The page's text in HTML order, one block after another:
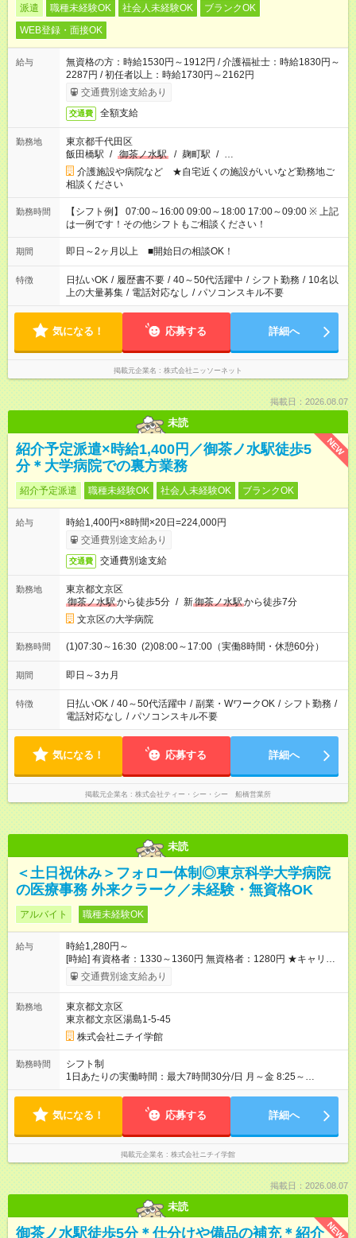
派遣 職種未経験OK 社会人未経験OK
ブランクOK
WEB登録・面接OK
給与
無資格の方：時給1530円～1912円 / 介護福祉士：時給1830円～
2287円 / 初任者以上：時給1730円～2162円
交通費別途支給あり
交通費 全額支給
勤務地
東京都千代田区
飯田橋駅 / 御茶ノ水駅 / 麹町駅 / …
介護施設や病院など ★自宅近くの施設がいいなど勤務地ご
相談ください
勤務時間
【シフト例】 07:00～16:00 09:00～18:00 17:00～09:00 ※ 上記
は一例です！その他シフトもご相談ください！
期間 即日～2ヶ月以上 ■開始日の相談OK！
特徴 日払いOK / 履歴書不要 / 40～50代活躍中 / シフト勤務 / 10名以
上の大量募集 / 電話対応なし / パソコンスキル不要
気になる！ 応募する 詳細へ
掲載元企業名 株式会社ニッソーネット
掲載日：2026.08.07
未読
NEW
紹介予定派遣×時給1,400円／御茶ノ水駅徒歩5
分＊大学病院での裏方業務
紹介予定派遣 職種未経験OK 社会人未経験OK ブランクOK
給与
時給1,400円×8時間×20日=224,000円
交通費別途支給あり
交通費 交通費別途支給
勤務地
東京都文京区
御茶ノ水駅から徒歩5分 / 新御茶ノ水駅から徒歩7分
文京区の大学病院
勤務時間 (1)07:30～16:30 (2)08:00～17:00（実働8時間・休憩60分）
期間 即日～3カ月
特徴 日払いOK / 40～50代活躍中 / 副業・WワークOK / シフト勤務 /
電話対応なし / パソコンスキル不要
気になる！ 応募する 詳細へ
掲載元企業名 株式会社ティー・シー・シー 船橋営業所
未読
＜土日祝休み＞フォロー体制◎東京科学大学病院
の医療事務 外来クラーク／未経験・無資格OK
アルバイト 職種未経験OK
給与
時給1,280円～
[時給] 有資格者：1330～1360円 無資格者：1280円 ★キャリア
アップ制度あり 進級により給与がアップします！ 【試用期間】
試用期間あり 試用期間の長さ：3ヶ月 雇用形態、給与は本採用
交通費別途支給あり
勤務地
東京都文京区
東京都文京区湯島1-5-45
株式会社ニチイ学館
勤務時間
シフト制
1日あたりの実働時間：最大7時間30分/日 月～金 8:25～
16:55（休憩60分） 8:30～17:00（休憩60分） ※上記曜日や時間
気になる！ 応募する 詳細へ
掲載元企業名 株式会社ニチイ学館
掲載日：2026.08.07
未読
NEW
御茶ノ水駅徒歩5分＊仕分けや備品の補充＊紹介